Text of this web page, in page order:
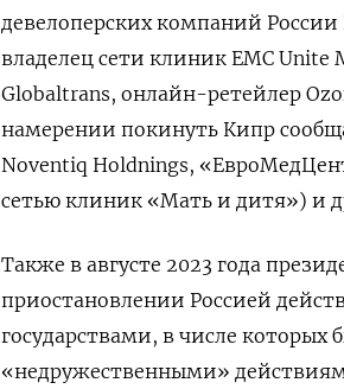
девелоперских компаний России
владелец сети клиник ЕМС Unite
Globaltrans, онлайн-ретейлер
намерении покинуть Кипр
Noventiq Holdnings,
сетью клиник «Мать и дитя») и
Также в августе 2023 года
приостановлении Россией
государствами, в числе которых
«недружественными»